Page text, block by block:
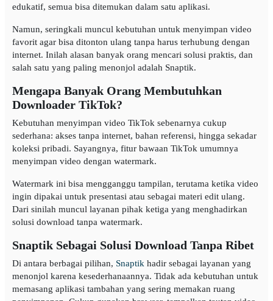
edukatif, semua bisa ditemukan dalam satu aplikasi.
Namun, seringkali muncul kebutuhan untuk menyimpan video
favorit agar bisa ditonton ulang tanpa harus terhubung dengan
internet. Inilah alasan banyak orang mencari solusi praktis, dan
salah satu yang paling menonjol adalah Snaptik.
Mengapa Banyak Orang Membutuhkan
Downloader TikTok?
Kebutuhan menyimpan video TikTok sebenarnya cukup
sederhana: akses tanpa internet, bahan referensi, hingga sekadar
koleksi pribadi. Sayangnya, fitur bawaan TikTok umumnya
menyimpan video dengan watermark.
Watermark ini bisa mengganggu tampilan, terutama ketika video
ingin dipakai untuk presentasi atau sebagai materi edit ulang.
Dari sinilah muncul layanan pihak ketiga yang menghadirkan
solusi download tanpa watermark.
Snaptik Sebagai Solusi Download Tanpa Ribet
Di antara berbagai pilihan, Snaptik hadir sebagai layanan yang
menonjol karena kesederhanaannya. Tidak ada kebutuhan untuk
memasang aplikasi tambahan yang sering memakan ruang